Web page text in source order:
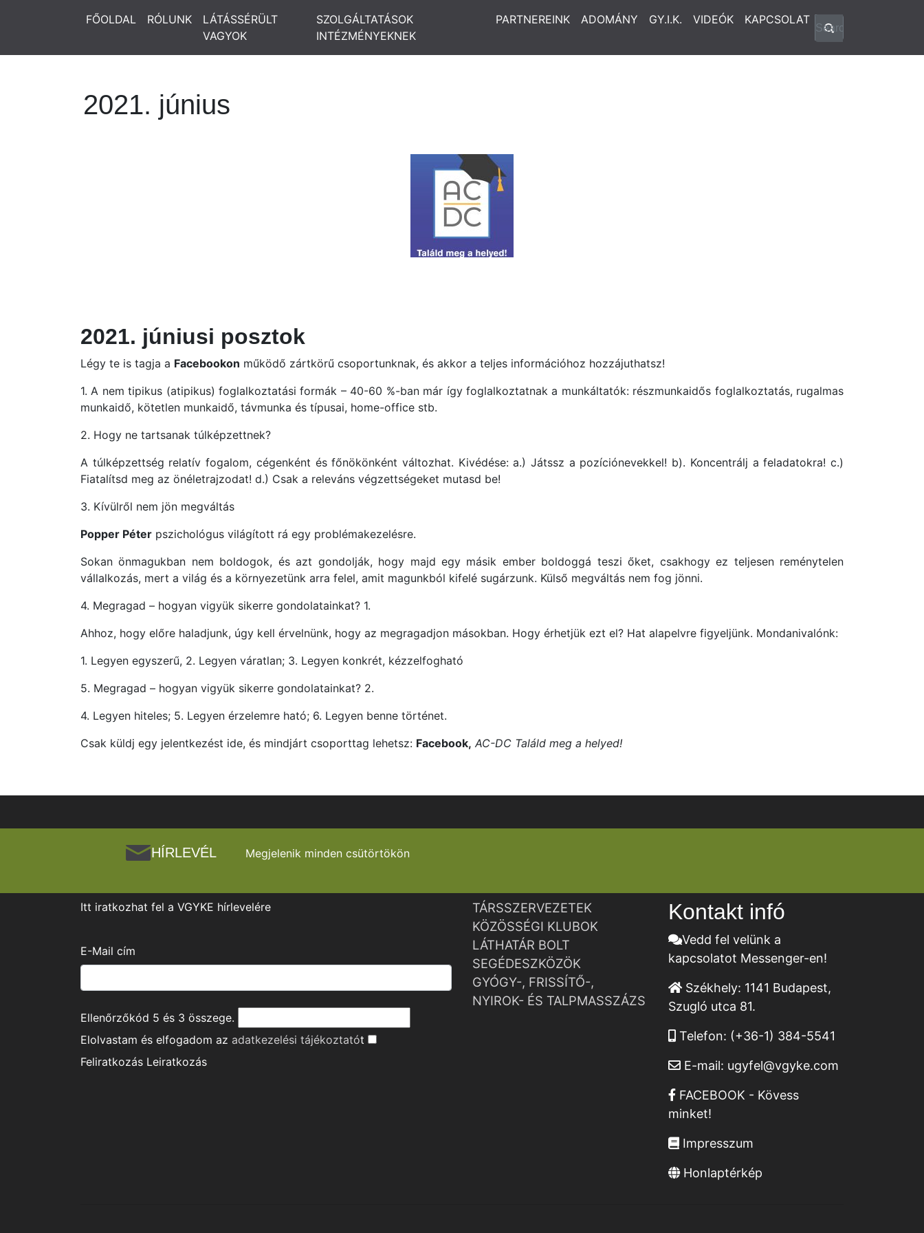
FŐOLDAL RÓLUNK
LÁTÁSSÉRÜLT
VAGYOK
SZOLGÁLTATÁSOK
INTÉZMÉNYEKNEK
PARTNEREINK ADOMÁNY GY.I.K. VIDEÓK KAPCSOLAT
2021. június
2021. júniusi posztok
Légy te is tagja a Facebookon működő zártkörű csoportunknak, és akkor a teljes információhoz hozzájuthatsz!
1. A nem tipikus (atipikus) foglalkoztatási formák – 40-60 %-ban már így foglalkoztatnak a munkáltatók: részmunkaidős foglalkoztatás, rugalmas
munkaidő, kötetlen munkaidő, távmunka és típusai, home-office stb.
2. Hogy ne tartsanak túlképzettnek?
A túlképzettség relatív fogalom, cégenként és főnökönként változhat. Kivédése: a.) Játssz a pozíciónevekkel! b). Koncentrálj a feladatokra! c.)
Fiatalítsd meg az önéletrajzodat! d.) Csak a releváns végzettségeket mutasd be!
3. Kívülről nem jön megváltás
Popper Péter pszichológus világított rá egy problémakezelésre.
Sokan önmagukban nem boldogok, és azt gondolják, hogy majd egy másik ember boldoggá teszi őket, csakhogy ez teljesen reménytelen
vállalkozás, mert a világ és a környezetünk arra felel, amit magunkból kifelé sugárzunk. Külső megváltás nem fog jönni.
4. Megragad – hogyan vigyük sikerre gondolatainkat? 1.
Ahhoz, hogy előre haladjunk, úgy kell érvelnünk, hogy az megragadjon másokban. Hogy érhetjük ezt el? Hat alapelvre figyeljünk. Mondanivalónk:
1. Legyen egyszerű, 2. Legyen váratlan; 3. Legyen konkrét, kézzelfogható
5. Megragad – hogyan vigyük sikerre gondolatainkat? 2.
4. Legyen hiteles; 5. Legyen érzelemre ható; 6. Legyen benne történet.
Csak küldj egy jelentkezést ide, és mindjárt csoporttag lehetsz: Facebook, AC-DC Találd meg a helyed!
HÍRLEVÉL Megjelenik minden csütörtökön
Itt iratkozhat fel a VGYKE hírlevelére
E-Mail cím
Ellenőrzőkód 5 és 3 összege.
Elolvastam és elfogadom az adatkezelési tájékoztatót
Feliratkozás Leiratkozás
TÁRSSZERVEZETEK
KÖZÖSSÉGI KLUBOK
LÁTHATÁR BOLT
SEGÉDESZKÖZÖK
GYÓGY-, FRISSÍTŐ-,
NYIROK- ÉS TALPMASSZÁZS
Kontakt infó
Vedd fel velünk a
kapcsolatot Messenger-en!
Székhely: 1141 Budapest,
Szugló utca 81.
Telefon: (+36-1) 384-5541
E-mail: ugyfel@vgyke.com
FACEBOOK - Kövess
minket!
Impresszum
Honlaptérkép